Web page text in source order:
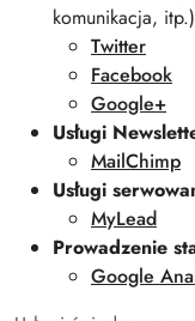
komunikacja, itp.)
Twitter
Facebook
Google+
Usługi
MailChimp
Usługi
MyLead
Prowadzenie
Google